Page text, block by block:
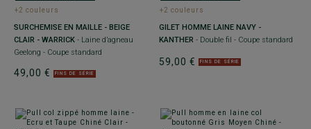
+2 couleurs
SURCHEMISE EN MAILLE - BEIGE
CLAIR - WARRICK - Laine d’agneau
Geelong - Coupe standard
49,00 € FINS DE SÉRIE
+2 couleurs
GILET HOMME LAINE NAVY -
KANTHER - Double fil - Coupe standard
59,00 € FINS DE SÉRIE